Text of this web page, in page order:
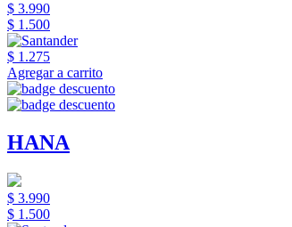
$ 3.990
$ 1.500
$ 1.275
Agregar a carrito
HANA
$ 3.990
$ 1.500